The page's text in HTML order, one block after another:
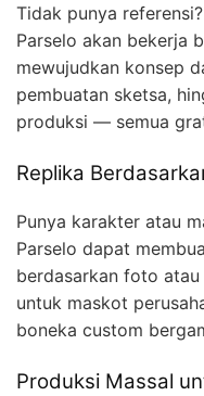
Tidak punya
Parselo akan bekerja
mewujudkan konsep
pembuatan sketsa,
produksi — semua
Replika
Punya karakter atau
Parselo dapat
berdasarkan foto
untuk maskot
boneka custom
Produksi Massal